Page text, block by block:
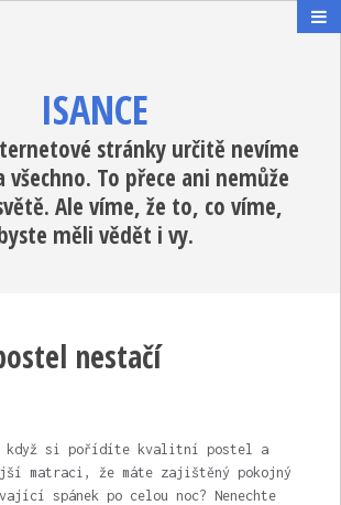
ISANCE
stránky určitě nevíme
všechno. To přece ani nemůže
Ale víme, že to, co víme,
měli vědět i vy.
nestačí
když si pořídíte kvalitní postel a
matraci, že máte zajištěný pokojný
spánek po celou noc? Nenechte